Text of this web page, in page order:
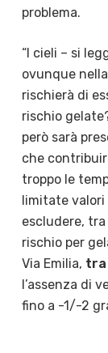
problema.
“I cieli – si
ovunque
rischierà di
rischio
però sarà
che
troppo le
limitate valori
escludere, tra
rischio per
Via Emilia, tra
l’assenza di
fino a -1/-2